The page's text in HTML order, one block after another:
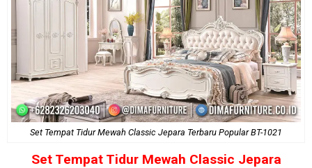
Set Tempat Tidur Mewah Classic Jepara Terbaru Popular BT-1021
Set Tempat Tidur Mewah Classic Jepara